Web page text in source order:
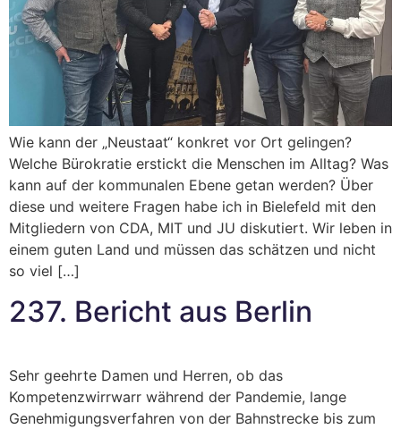
Wie kann der „Neustaat“ konkret vor Ort gelingen?
Welche Bürokratie erstickt die Menschen im Alltag? Was
kann auf der kommunalen Ebene getan werden? Über
diese und weitere Fragen habe ich in Bielefeld mit den
Mitgliedern von CDA, MIT und JU diskutiert. Wir leben in
einem guten Land und müssen das schätzen und nicht
so viel […]
237. Bericht aus Berlin
Sehr geehrte Damen und Herren, ob das
Kompetenzwirrwarr während der Pandemie, lange
Genehmigungsverfahren von der Bahnstrecke bis zum